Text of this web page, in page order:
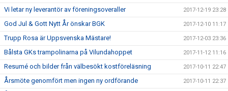
Vi letar ny leverantör av föreningsoveraller 2017-12-19 23:28
God Jul & Gott Nytt År önskar BGK 2017-12-10 11:17
Trupp Rosa är Uppsvenska Mästare! 2017-12-03 23:36
Bålsta GKs trampolinarna på Vilundahoppet 2017-11-12 11:16
Resumé och bilder från välbesökt kostföreläsning 2017-10-11 22:47
Årsmöte genomfört men ingen ny ordförande 2017-10-11 22:37